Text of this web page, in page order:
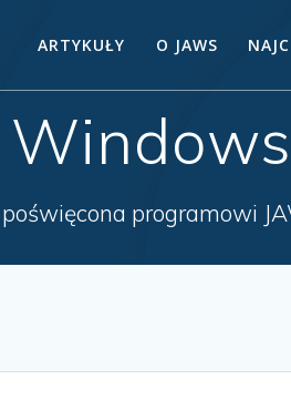
ARTYKUŁY O JAWS
programowi